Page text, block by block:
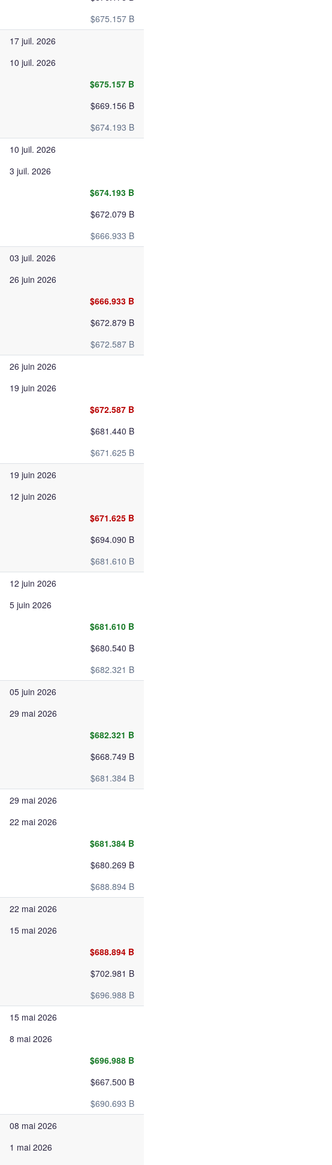
$675.157 B
17 juil. 2026
10 juil. 2026
$675.157 B
$669.156 B
$674.193 B
10 juil. 2026
3 juil. 2026
$674.193 B
$672.079 B
$666.933 B
03 juil. 2026
26 juin 2026
$666.933 B
$672.879 B
$672.587 B
26 juin 2026
19 juin 2026
$672.587 B
$681.440 B
$671.625 B
19 juin 2026
12 juin 2026
$671.625 B
$694.090 B
$681.610 B
12 juin 2026
5 juin 2026
$681.610 B
$680.540 B
$682.321 B
05 juin 2026
29 mai 2026
$682.321 B
$668.749 B
$681.384 B
29 mai 2026
22 mai 2026
$681.384 B
$680.269 B
$688.894 B
22 mai 2026
15 mai 2026
$688.894 B
$702.981 B
$696.988 B
15 mai 2026
8 mai 2026
$696.988 B
$667.500 B
$690.693 B
08 mai 2026
1 mai 2026